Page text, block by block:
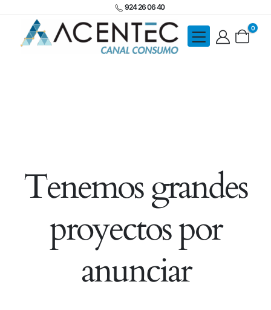
924 26 06 40
0
Tenemos grandes
proyectos por
anunciar